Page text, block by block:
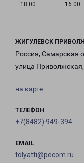
18:00
16:00
ЖИГУЛЕВСК
Россия, Самарская
улица
на карте
ТЕЛЕФОН
+7(8482) 949-394
EMAIL
tolyatti@pecom.ru